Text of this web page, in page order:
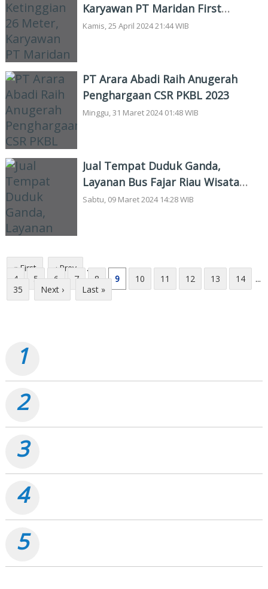
Karyawan PT Maridan First
Resources Tbk Tewas di Dumai
Kamis, 25 April 2024 21:44 WIB
PT Arara Abadi Raih Anugerah
Penghargaan CSR PKBL 2023
Minggu, 31 Maret 2024 01:48 WIB
Jual Tempat Duduk Ganda,
Layanan Bus Fajar Riau Wisata
Dumai-Pekanbaru Buruk
Sabtu, 09 Maret 2024 14:28 WIB
« First ‹ Prev
...
4
5 6 7 8 9 10 11 12 13 14
...
35
Next › Last »
1
2
3
4
5